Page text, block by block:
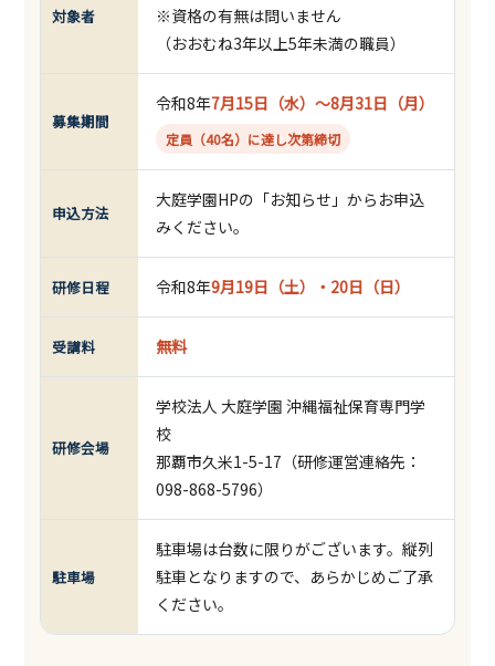
対象者
※資格の有無は問いません
（おおむね3年以上5年未満の職員）
募集期間
令和8年7月15日（水）～8月31日（月）
定員（40名）に達し次第締切
申込方法
大庭学園HPの「お知らせ」からお申込
みください。
研修日程 令和8年9月19日（土）・20日（日）
受講料 無料
研修会場
学校法人 大庭学園 沖縄福祉保育専門学
校
那覇市久米1-5-17（研修運営連絡先：
098-868-5796）
駐車場
駐車場は台数に限りがございます。縦列
駐車となりますので、あらかじめご了承
ください。